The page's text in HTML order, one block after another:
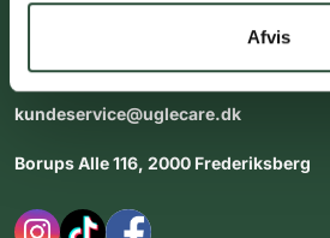
Afvis
Åbningstider i butikken:
kundeservice@uglecare.dk
Borups Alle 116, 2000 Frederiksberg